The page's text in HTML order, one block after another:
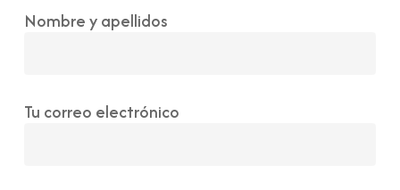
Nombre y apellidos
Tu correo electrónico